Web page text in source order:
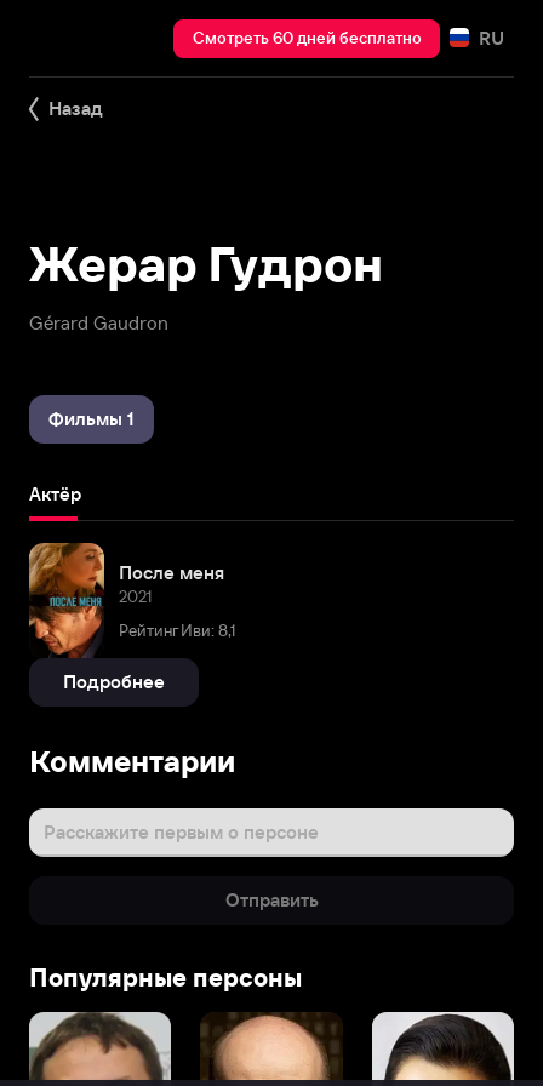
Смотреть 60 дней бесплатно RU
Назад
Gérard Gaudron
Жерар Гудрон
Фильмы 1
Актёр
После меня
2021
Рейтинг Иви: 8,1
Подробнее
Комментарии
Расскажите первым о персоне
Отправить
Популярные персоны